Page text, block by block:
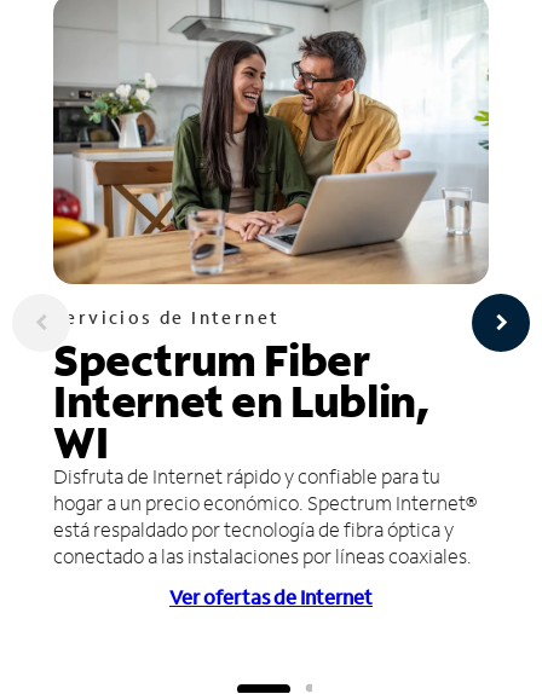
Servicios de Internet
Spectrum Fiber
Internet en Lublin,
WI
Disfruta de Internet rápido y confiable para tu
hogar a un precio económico. Spectrum Internet®
está respaldado por tecnología de fibra óptica y
conectado a las instalaciones por líneas coaxiales.
Ver ofertas de Internet